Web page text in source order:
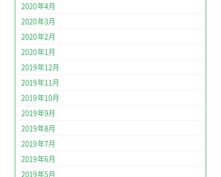
2020年4月
2020年3月
2020年2月
2020年1月
2019年12月
2019年11月
2019年10月
2019年9月
2019年8月
2019年7月
2019年6月
2019年5月